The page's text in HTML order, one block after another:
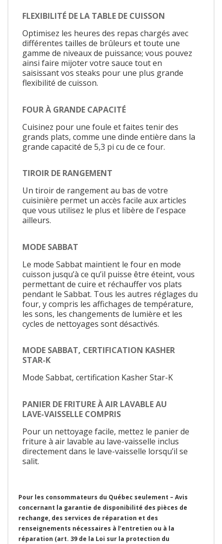
FLEXIBILITÉ DE LA TABLE DE CUISSON
Optimisez les heures des repas chargés avec
différentes tailles de brûleurs et toute une
gamme de niveaux de puissance; vous pouvez
ainsi faire mijoter votre sauce tout en
saisissant vos steaks pour une plus grande
flexibilité de cuisson.
FOUR À GRANDE CAPACITÉ
Cuisinez pour une foule et faites tenir des
grands plats, comme une dinde entière dans la
grande capacité de 5,3 pi cu de ce four.
TIROIR DE RANGEMENT
Un tiroir de rangement au bas de votre
cuisinière permet un accès facile aux articles
que vous utilisez le plus et libère de l'espace
ailleurs.
MODE SABBAT
Le mode Sabbat maintient le four en mode
cuisson jusqu’à ce qu’il puisse être éteint, vous
permettant de cuire et réchauffer vos plats
pendant le Sabbat. Tous les autres réglages du
four, y compris les affichages de température,
les sons, les changements de lumière et les
cycles de nettoyages sont désactivés.
MODE SABBAT, CERTIFICATION KASHER
STAR-K
Mode Sabbat, certification Kasher Star-K
PANIER DE FRITURE À AIR LAVABLE AU
LAVE-VAISSELLE COMPRIS
Pour un nettoyage facile, mettez le panier de
friture à air lavable au lave-vaisselle inclus
directement dans le lave-vaisselle lorsqu’il se
salit.
Pour les consommateurs du Québec seulement – Avis
concernant la garantie de disponibilité des pièces de
rechange, des services de réparation et des
renseignements nécessaires à l’entretien ou à la
réparation (art. 39 de la Loi sur la protection du